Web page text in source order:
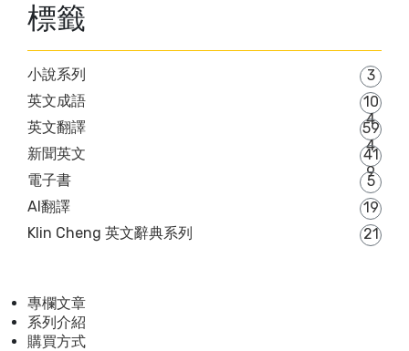
標籤
小說系列
3
英文成語
10
4
英文翻譯
59
4
新聞英文
41
9
電子書
5
AI翻譯
19
Klin Cheng 英文辭典系列
21
專欄文章
系列介紹
購買方式